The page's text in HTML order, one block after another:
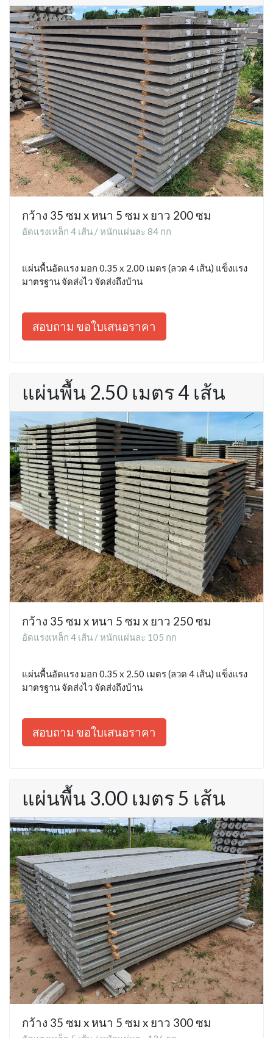
กว้าง 35 ซม x หนา 5 ซม x ยาว 200 ซม
อัดแรงเหล็ก 4 เส้น / หนักแผ่นละ 84 กก
แผ่นพื้นอัดแรง มอก 0.35 x 2.00 เมตร (ลวด 4 เส้น) แข็งแรง
มาตรฐาน จัดส่งไว จัดส่งถึงบ้าน
สอบถาม ขอใบเสนอราคา
แผ่นพื้น 2.50 เมตร 4 เส้น
กว้าง 35 ซม x หนา 5 ซม x ยาว 250 ซม
อัดแรงเหล็ก 4 เส้น / หนักแผ่นละ 105 กก
แผ่นพื้นอัดแรง มอก 0.35 x 2.50 เมตร (ลวด 4 เส้น) แข็งแรง
มาตรฐาน จัดส่งไว จัดส่งถึงบ้าน
สอบถาม ขอใบเสนอราคา
แผ่นพื้น 3.00 เมตร 5 เส้น
กว้าง 35 ซม x หนา 5 ซม x ยาว 300 ซม